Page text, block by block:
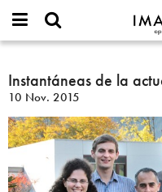
IMAGINARY
open
or
username
*
Contraseña
Buscar
Instantáneas
de
la
actualidad
matemática
Instantáneas de la
10 Nov. 2015